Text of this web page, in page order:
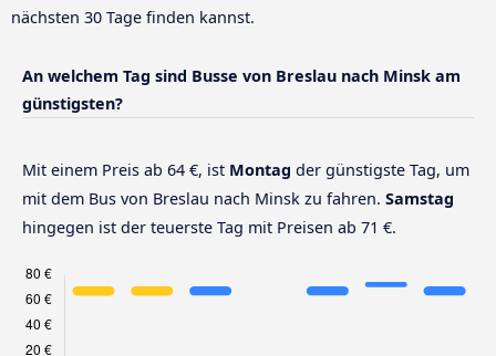
nächsten 30 Tage finden kannst.
An welchem Tag sind Busse von Breslau nach Minsk am
günstigsten?
Mit einem Preis ab 64 €, ist Montag der günstigste Tag, um
mit dem Bus von Breslau nach Minsk zu fahren. Samstag
hingegen ist der teuerste Tag mit Preisen ab 71 €.